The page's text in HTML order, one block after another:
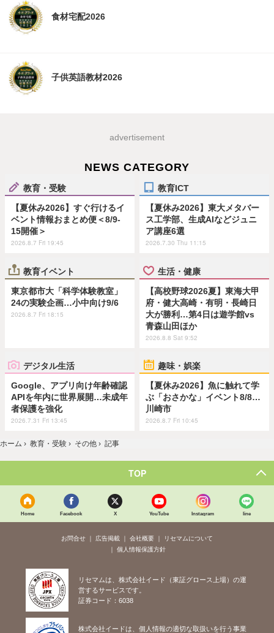
食材宅配2026
子供英語教材2026
advertisement
NEWS CATEGORY
教育・受験
【夏休み2026】すぐ行けるイ
ベント情報おまとめ便＜8/9-
15開催＞
2026.8.7 Fri 19:45
教育ICT
【夏休み2026】東大メタバー
ス工学部、生成AIなどジュニ
ア講座6選
2026.7.30 Thu 11:15
教育イベント
東京都市大「科学体験教室」
24の実験企画…小中向け9/6
2026.8.7 Fri 18:15
生活・健康
【高校野球2026夏】東海大甲
府・健大高崎・有明・長崎日
大が勝利…第4日は遊学館vs
青森山田ほか
2026.8.8 Sat 9:52
デジタル生活
Google、アプリ向け年齢確認
APIを年内に世界展開…未成年
者保護を強化
2026.7.31 Fri 13:45
趣味・娯楽
【夏休み2026】魚に触れて学
ぶ「おさかな」イベント8/8…
川崎市
2026.8.7 Fri 10:45
ホーム › 教育・受験 › その他 › 記事
TOP
Home Facebook X YouTube Instagram line
お問合せ 広告掲載 会社概要
リセマムについて
個人情報保護方針
リセマムは、株式会社イード（東証グロース上場）の運
営するサービスです。
証券コード：6038
株式会社イードは、個人情報の適切な取扱いを行う事業